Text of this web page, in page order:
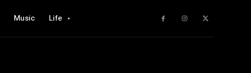
Music Life